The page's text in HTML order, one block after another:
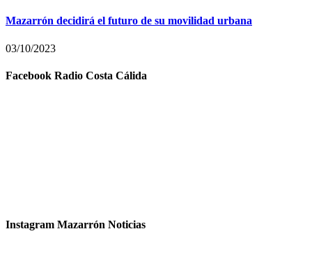
Mazarrón decidirá el futuro de su movilidad urbana
03/10/2023
Facebook Radio Costa Cálida
Instagram Mazarrón Noticias